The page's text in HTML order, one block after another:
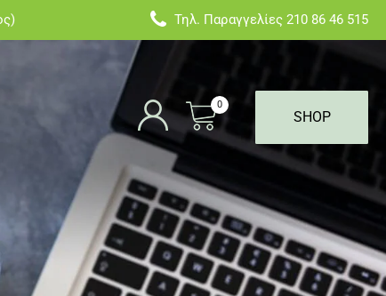
Τηλ. Παραγγελίες 210 86 46 515
0
SHOP